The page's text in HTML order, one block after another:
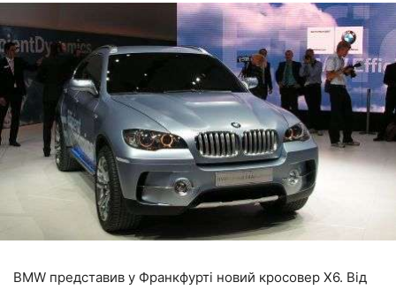
BMW представив у Франкфурті новий кросовер Х6. Від